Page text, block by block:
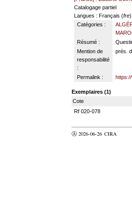
Catalogage partiel
Langues : Français (fre)
Catégories :
Résumé :
Mention de
responsabilité
:
prés.
Permalink :
Exemplaires (1)
Cote
Rf 020-078
Ⓐ 2026-06-26 CIRA